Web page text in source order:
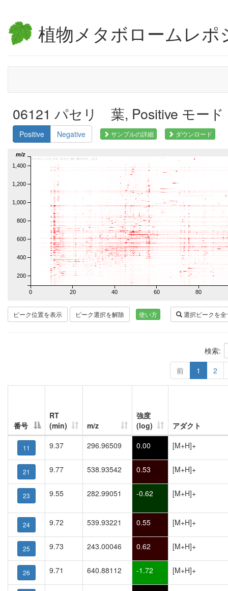
植物メタボロームレポ
06121 パセリ 葉, Positive モード
Positive Negative サンプルの詳細 ダウンロード
0 20 40 60 80
200
400
600
800
1,000
1,200
1,400
m/z
ピーク位置を表示 ピーク選択を解除 使い方 選択ピークを
検索:
前
1 2
番号
RT
(min)
m/z
強度
(log)
アダクト
11 9.37 296.96509 0.00 [M+H]+
21 9.77 538.93542 0.53 [M+H]+
23 9.55 282.99051 -0.62 [M+H]+
24 9.72 539.93221 0.55 [M+H]+
25 9.73 243.00046 0.62 [M+H]+
26 9.71 640.88112 -1.72 [M+H]+